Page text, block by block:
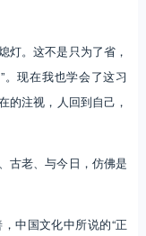
灯。这不是只为了省，
现在我也学会了这习
的注视，人回到自己，
古老、与今日，仿佛是
中国文化中所说的“正